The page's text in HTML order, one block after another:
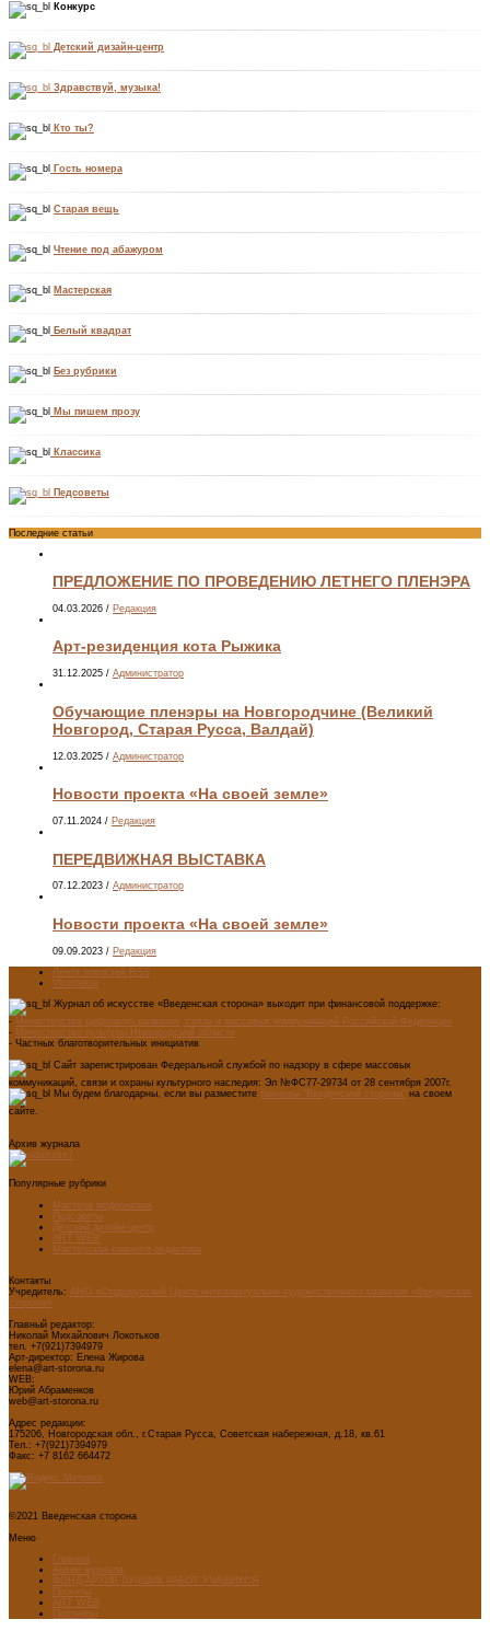
Конкурс
Детский дизайн-центр
Здравствуй, музыка!
Кто ты?
Гость номера
Старая вещь
Чтение под абажуром
Мастерская
Белый квадрат
Без рубрики
Мы пишем прозу
Классика
Педсоветы
Последние статьи
ПРЕДЛОЖЕНИЕ ПО ПРОВЕДЕНИЮ ЛЕТНЕГО ПЛЕНЭРА
04.03.2026 / Редакция
Арт-резиденция кота Рыжика
31.12.2025 / Администратор
Обучающие пленэры на Новгородчине (Великий
Новгород, Старая Русса, Валдай)
12.03.2025 / Администратор
Новости проекта «На своей земле»
07.11.2024 / Редакция
ПЕРЕДВИЖНАЯ ВЫСТАВКА
07.12.2023 / Администратор
Новости проекта «На своей земле»
09.09.2023 / Редакция
Лента новостей RSS
Vkontakte
Журнал об искусстве «Введенская сторона» выходит при финансовой поддержке:
- Министерства цифрового развития, связи и массовых коммуникаций Российской Федерации
- Министерство культуры Новгородской области
- Частных благотворительных инициатив
Сайт зарегистрирован Федеральной службой по надзору в сфере массовых
коммуникаций, связи и охраны культурного наследия: Эл №ФС77-29734 от 28 сентября 2007г.
Мы будем благодарны, если вы разместите баннеры "Введенской стороны" на своем
сайте.
Архив журнала
Популярные рубрики
Мастера модернизма
Педсоветы
Детский дизайн-центр
ART WEB
Мастерская главного редактора
Контакты
Учредитель: АНО «Старорусский Центр интеллектуально-художественного развития «Введенская
сторона»
Главный редактор:
Николай Михайлович Локотьков
тел. +7(921)7394979
Арт-директор: Елена Жирова
elena@art-storona.ru
WEB:
Юрий Абраменков
web@art-storona.ru
Адрес редакции:
175206, Новгородская обл., г.Старая Русса, Советская набережная, д.18, кв.61
Тел.: +7(921)7394979
Факс: +7 8162 664472
©2021 Введенская сторона
Меню
Главная
Архив журнала
ФОНД-АРХИВ ЛУЧШИХ РАБОТ УЧАЩИХСЯ
Проекты
ART WEB
Партнеры